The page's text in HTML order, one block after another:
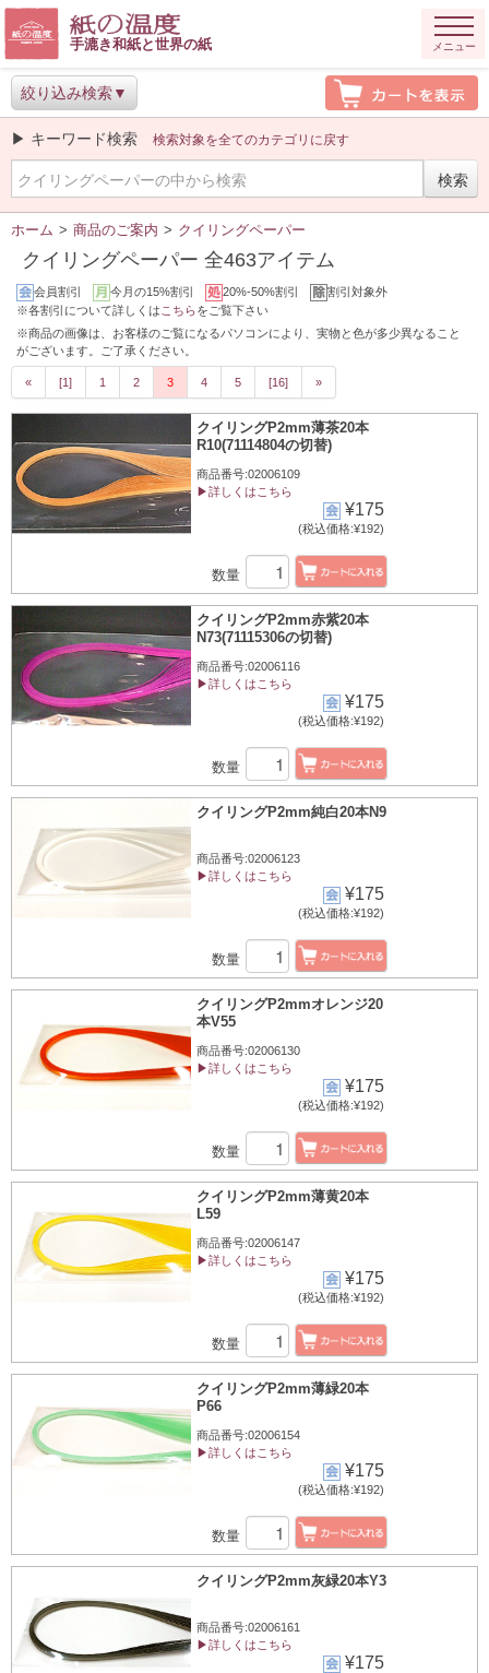
手漉き和紙と世界の紙 メニュー
絞り込み検索
▶ キーワード検索 検索対象を全てのカテゴリに戻す
ホーム > 商品のご案内 > クイリングペーパー
クイリングペーパー 全463アイテム
会員割引 今月の15%割引 20%-50%割引
割引対象外
※各割引について詳しくは こちらをご覧下さい
※商品の画像は、お客様のご覧になるパソコンにより、実物と色が多少異なること
がございます。ご了承ください。
« [1] 1 2 3 4 5 [16] »
クイリングP2mm薄茶20本
R10(71114804の切替)
商品番号:02006109
▶詳しくはこちら
¥175
(税込価格:¥192)
数量
クイリングP2mm赤紫20本
N73(71115306の切替)
商品番号:02006116
▶詳しくはこちら
¥175
(税込価格:¥192)
数量
クイリングP2mm純白20本N9
商品番号:02006123
▶詳しくはこちら
¥175
(税込価格:¥192)
数量
クイリングP2mmオレンジ20
本V55
商品番号:02006130
▶詳しくはこちら
¥175
(税込価格:¥192)
数量
クイリングP2mm薄黄20本
L59
商品番号:02006147
▶詳しくはこちら
¥175
(税込価格:¥192)
数量
クイリングP2mm薄緑20本
P66
商品番号:02006154
▶詳しくはこちら
¥175
(税込価格:¥192)
数量
クイリングP2mm灰緑20本Y3
商品番号:02006161
▶詳しくはこちら
¥175